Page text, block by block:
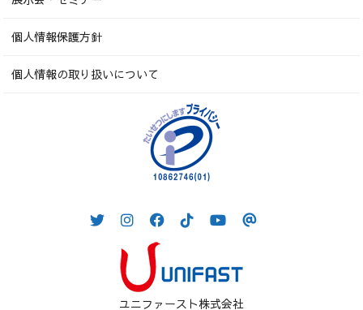
個人情報保護方針
個人情報の取り扱いについて
ユニファースト株式会社